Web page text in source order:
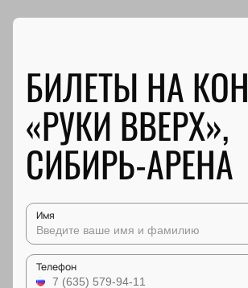
БИЛЕТЫ НА
«РУКИ ВВЕРХ»,
СИБИРЬ-АРЕНА
Имя
Телефон